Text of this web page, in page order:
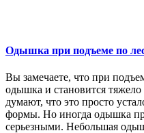
Одышка при подъеме по
Вы замечаете, что при
одышка и становится
думают, что это просто
формы. Но иногда одышка
серьезными. Небольшая